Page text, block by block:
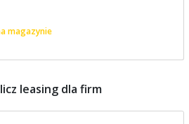
magazynie
leasing dla firm